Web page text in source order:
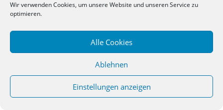
Wir verwenden Cookies, um unsere Website und unseren Service zu
optimieren.
Alle Cookies
Ablehnen
Einstellungen anzeigen